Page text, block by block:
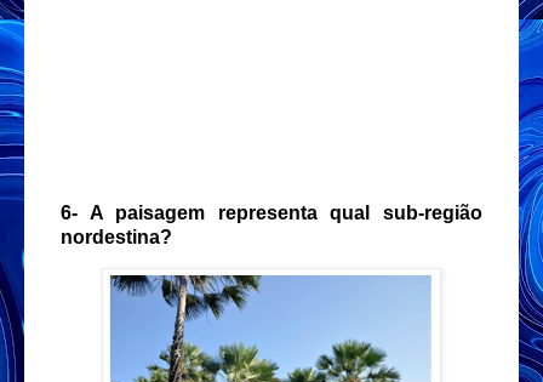
6- A paisagem representa qual sub-região
nordestina?